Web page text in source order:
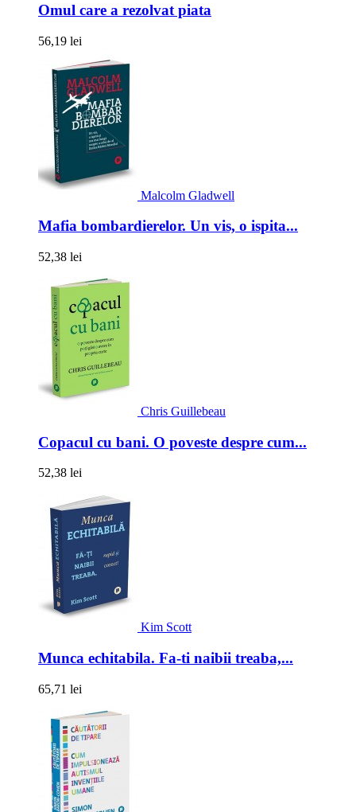
Omul care a rezolvat piata
56,19 lei
Malcolm Gladwell
Mafia bombardierelor. Un vis, o ispita...
52,38 lei
Chris Guillebeau
Copacul cu bani. O poveste despre cum...
52,38 lei
Kim Scott
Munca echitabila. Fa-ti naibii treaba,...
65,71 lei